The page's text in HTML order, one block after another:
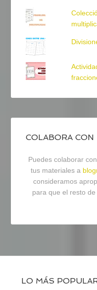
COLABORA
Puedes colaborar
tus materiales a
consideramos
para que el resto
LO MÁS